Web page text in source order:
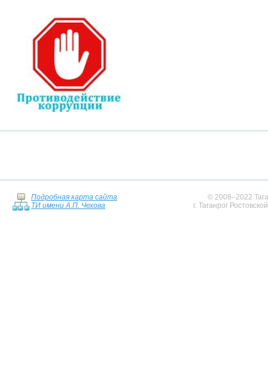
Подробная карта сайта
ТИ имени А.П. Чехова
© 2008–2022
г. Таганрог